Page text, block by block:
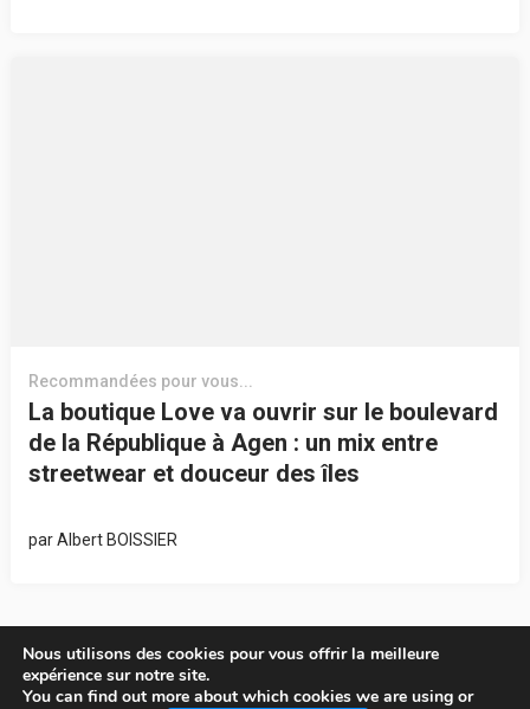
Recommandées pour vous...
La boutique Love va ouvrir sur le boulevard
de la République à Agen : un mix entre
streetwear et douceur des îles
parAlbert BOISSIER
Nous utilisons des cookies pour vous offrir la meilleure
expérience sur notre site.
You can find out more about which cookies we are using or